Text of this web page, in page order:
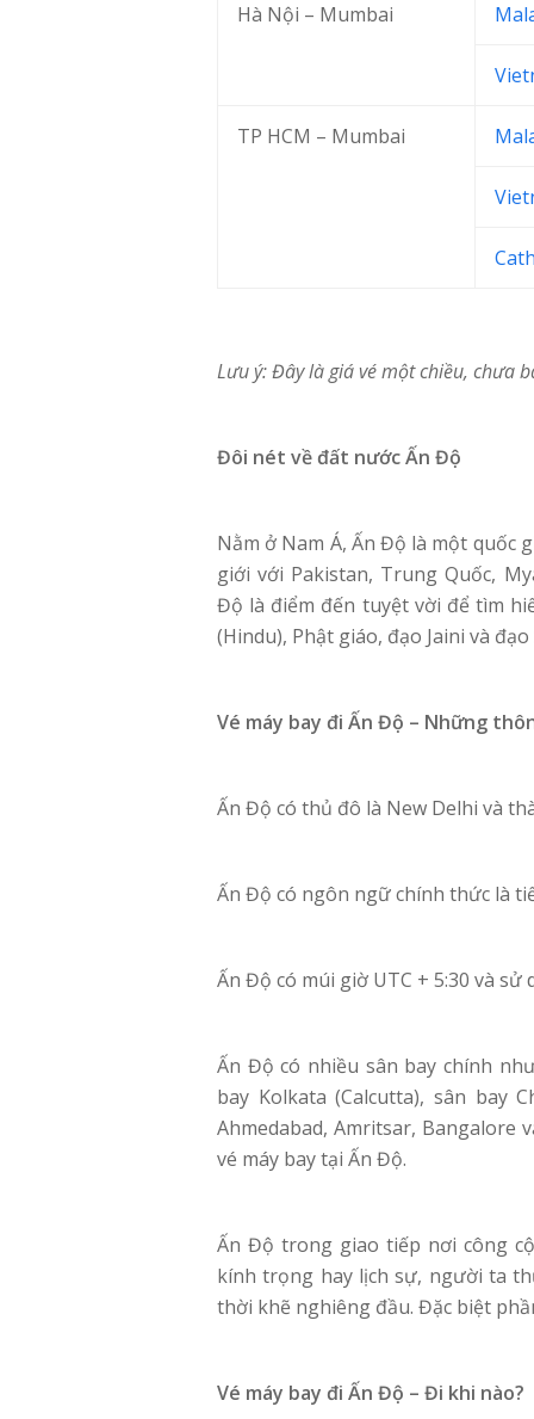
Hà Nội – Mumbai
TP HCM – Mumbai
Lưu ý: Đây là giá vé một chiều, chưa
Đôi nét về đất nước Ấn Độ
Nằm ở Nam Á, Ấn Độ là một quốc
giới với Pakistan, Trung Quốc,
Độ là điểm đến tuyệt vời để tìm
(Hindu), Phật giáo, đạo Jaini và đạo
Vé máy bay đi Ấn Độ – Những
Ấn Độ có thủ đô là New Delhi và
Ấn Độ có ngôn ngữ chính thức là
Ấn Độ có múi giờ UTC + 5:30 và
Ấn Độ có nhiều sân bay chính
bay Kolkata (Calcutta), sân bay
Ahmedabad, Amritsar, Bangalore
vé máy bay tại Ấn Độ.
Ấn Độ trong giao tiếp nơi công
kính trọng hay lịch sự, người ta
thời khẽ nghiêng đầu. Đặc biệt
Vé máy bay đi Ấn Độ – Đi khi nào?